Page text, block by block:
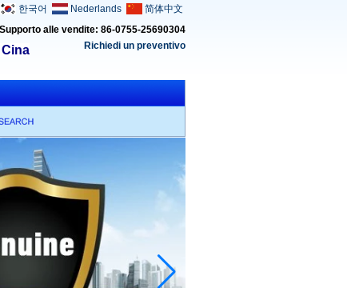
Supporto alle vendite: 86-0755-25690304
Richiedi un preventivo
한국어 Nederlands 简体中文